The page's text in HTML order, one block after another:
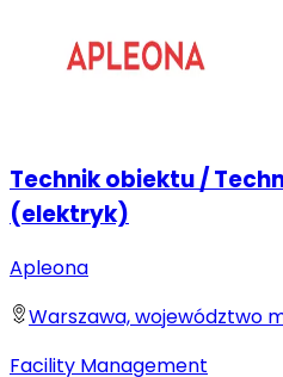
Technik obiektu /
(elektryk)
Apleona
Warszawa, województwo
Facility Management